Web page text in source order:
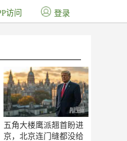
五角大楼鹰派翘首盼进
京，北京连门缝都没给
访问 登录